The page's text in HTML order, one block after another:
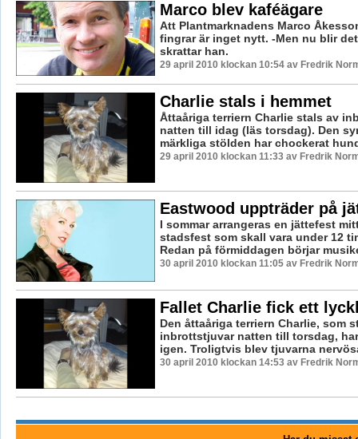
Marco blev kaféägare
Att Plantmarknadens Marco
fingrar är inget nytt. -Men nu blir
skrattar han.
29 april 2010 klockan 10:54 av Fredrik
Charlie stals i hemmet
Åttaåriga terriern Charlie stals av
natten till idag (läs torsdag). Den
märkliga stölden har chockerat
29 april 2010 klockan 11:33 av Fredrik
Eastwood uppträder på
I sommar arrangeras en jättefest
stadsfest som skall vara under 12
Redan på förmiddagen börjar
30 april 2010 klockan 11:05 av Fredrik
Fallet Charlie fick ett
Den åttaåriga terriern Charlie, som
inbrottstjuvar natten till torsdag,
igen. Troligtvis blev tjuvarna
30 april 2010 klockan 14:53 av Fredrik